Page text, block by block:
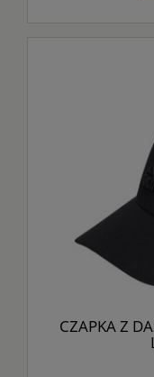
CZAPKA Z